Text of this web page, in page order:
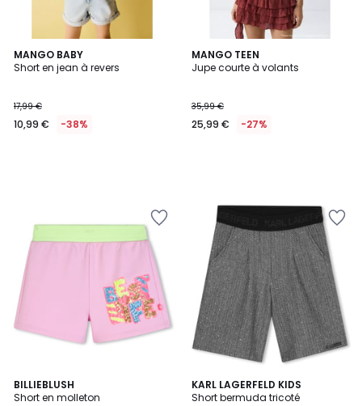
MANGO BABY
Short en jean à revers
17,99 €
10,99 € -38%
MANGO TEEN
Jupe courte à volants
35,99 €
25,99 € -27%
BILLIEBLUSH
Short en molleton
KARL LAGERFELD KIDS
Short bermuda tricoté